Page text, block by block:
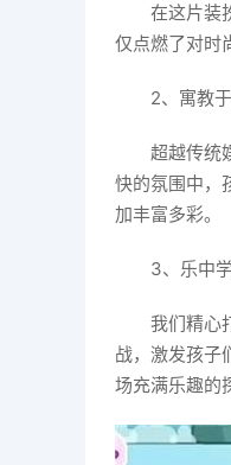
在这片装
仅点燃了对时
2、寓教
超越传统
快的氛围中，
加丰富多彩。
3、乐中
我们精心
战，激发孩子
场充满乐趣的